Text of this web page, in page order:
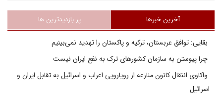
آخرین خبرها پر بازدیدترین ها
بقایی: توافق عربستان، ترکیه و پاکستان را تهدید نمی‌بینیم
چرا پیوستن به سازمان کشورهای ترک به نفع ایران نیست
واکاوی انتقال کانون منازعه از رویارویی اعراب و اسرائیل به تقابل ایران و
اسرائیل